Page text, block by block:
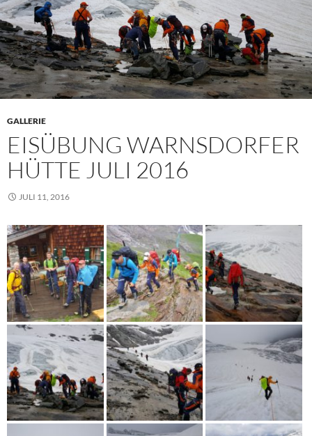
GALLERIE
EISÜBUNG WARNSDORFER
HÜTTE JULI 2016
JULI 11, 2016